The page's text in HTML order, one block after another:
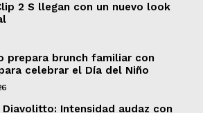
2 S llegan con un nuevo look
prepara brunch familiar con
celebrar el Día del Niño
Diavolitto: Intensidad audaz con